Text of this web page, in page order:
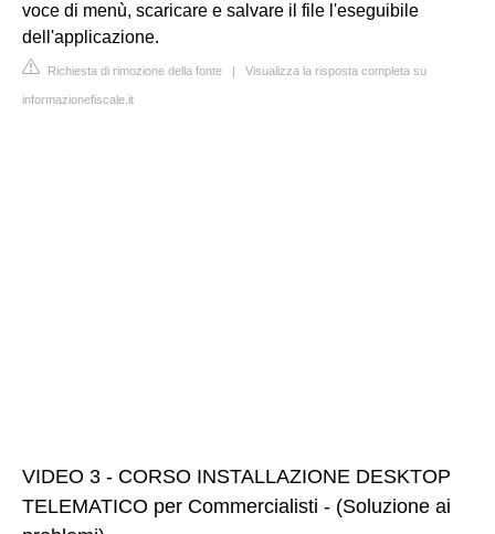
voce di menù, scaricare e salvare il file l'eseguibile
dell'applicazione.
Richiesta di rimozione della fonte | Visualizza la risposta completa su
informazionefiscale.it
VIDEO 3 - CORSO INSTALLAZIONE DESKTOP
TELEMATICO per Commercialisti - (Soluzione ai